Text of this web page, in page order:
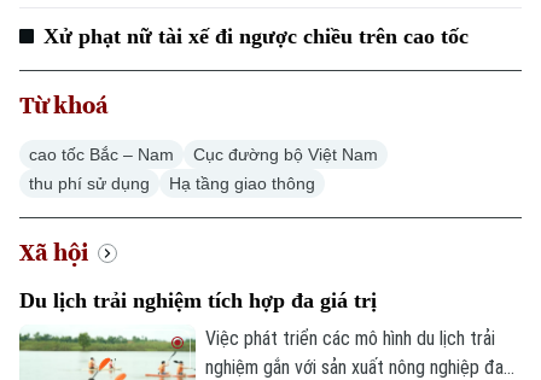
Xử phạt nữ tài xế đi ngược chiều trên cao tốc
Từ khoá
cao tốc Bắc – Nam
Cục đường bộ Việt Nam
thu phí sử dụng
Hạ tầng giao thông
Xã hội
Du lịch trải nghiệm tích hợp đa giá trị
Việc phát triển các mô hình du lịch trải
nghiệm gắn với sản xuất nông nghiệp đang